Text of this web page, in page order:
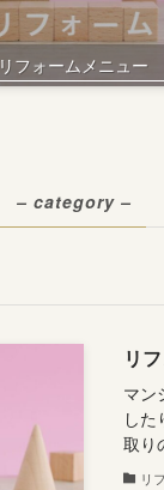
リフォームメニュー
– category –
リ
マン
し
取り
リ